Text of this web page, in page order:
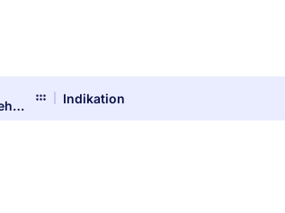
Unternehmer
Indikation